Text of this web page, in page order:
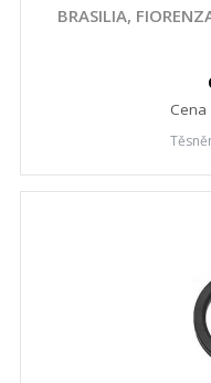
BRASILIA,
Cena